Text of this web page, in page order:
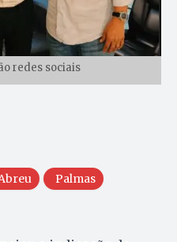
redes sociais
Palmas